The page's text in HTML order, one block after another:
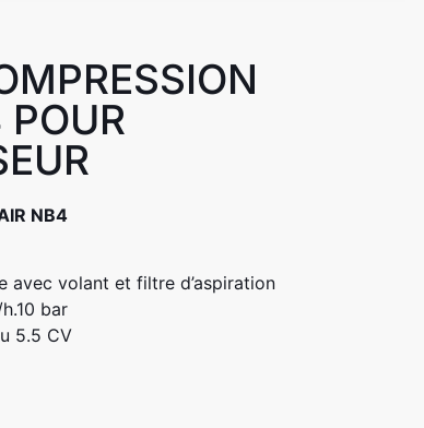
NB4
avec volant et filtre d’aspiration
bar
5.5 CV